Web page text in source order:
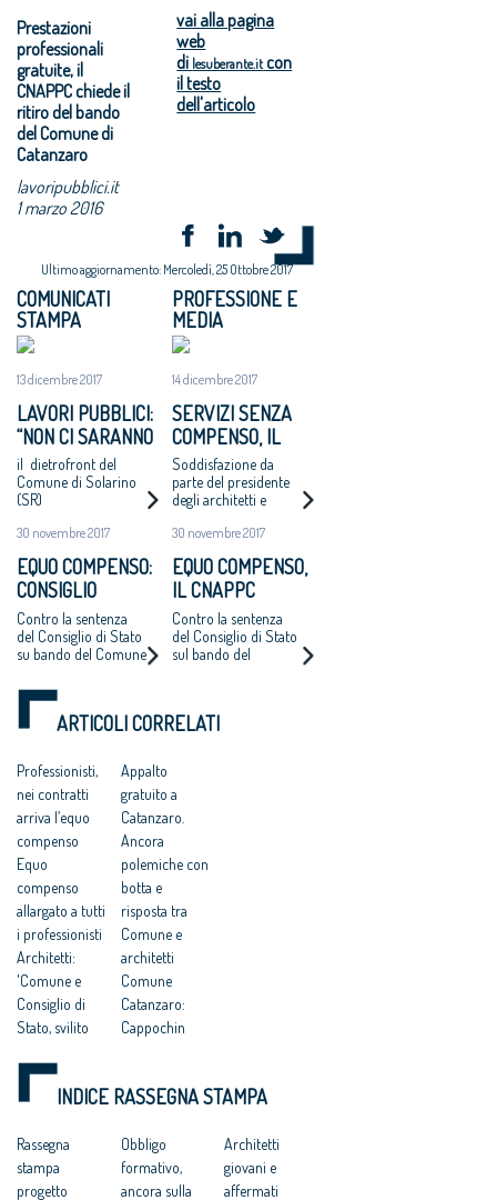
Prestazioni
professionali
gratuite, il
CNAPPC chiede il
ritiro del bando
del Comune di
Catanzaro
lavoripubblici.it
1 marzo 2016
vai alla pagina
web
di lesuberante.itcon
il testo
dell'articolo
Ultimo aggiornamento: Mercoledì, 25 Ottobre 2017
COMUNICATI
STAMPA
13 dicembre 2017
LAVORI PUBBLICI:
“NON CI SARANNO
ALTRI ‘CASI
CATANZARO’ - MAI
PIÙ INCARICHI DI
PROGETTAZIONE
AD UN EURO”
il dietrofront del
Comune di Solarino
(SR)
30 novembre 2017
EQUO COMPENSO:
CONSIGLIO
NAZIONALE
ARCHITETTI
RICORRE ALLA
CORTE EUROPEA
DEI DIRITTI
DELL’UOMO
Contro la sentenza
del Consiglio di Stato
su bando del Comune
Cappochin “è una
pericolosa istigazione
a delinquere”
una competitività
basata su
fondamentalismi
monetari e finalizzata
a tutelare gli interessi
dei grandi gruppi
finanziari”
PROFESSIONE E
MEDIA
14 dicembre 2017
SERVIZI SENZA
COMPENSO, IL
COMUNE DI
SOLARINO RITIRA
I BANDI DI
PROGETTAZIONE
A UN EURO
Soddisfazione da
parte del presidente
degli architetti e
bando di Catanzaro si
all'aggiudicazione
30 novembre 2017
EQUO COMPENSO,
IL CNAPPC
RICORRE ALLA
CORTE EUROPEA
DEI DIRITTI
Contro la sentenza
del Consiglio di Stato
sul bando del
Piano Strutturale
ARTICOLI CORRELATI
Professionisti,
nei contratti
arriva l’equo
compenso
Equo
compenso
allargato a tutti
i professionisti
Architetti:
'Comune e
Consiglio di
Stato, svilito
pubblico'
Catanzaro:
Consiglio di
Stato hanno
svilito
Appalto
gratuito a
Catanzaro.
Ancora
polemiche con
botta e
risposta tra
Comune e
architetti
Comune
Catanzaro:
Cappochin
serie B”
Catanzaro:
“aberrante
sentenza del
INDICE RASSEGNA STAMPA
Rassegna
stampa
progetto
Obbligo
formativo,
ancora sulla
Architetti
giovani e
affermati